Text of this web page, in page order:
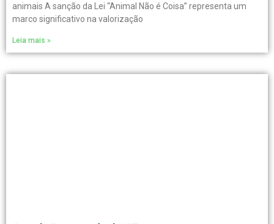
animais A sanção da Lei “Animal Não é Coisa” representa um
marco significativo na valorização
Leia mais »